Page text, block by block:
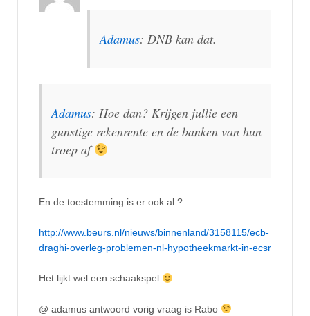
Adamus: DNB kan dat.
Adamus: Hoe dan? Krijgen jullie een
gunstige rekenrente en de banken van hun
troep af
En de toestemming is er ook al ?
http://www.beurs.nl/nieuws/binnenland/3158115/ecb-
draghi-overleg-problemen-nl-hypotheekmarkt-in-ecsr
Het lijkt wel een schaakspel
@ adamus antwoord vorig vraag is Rabo